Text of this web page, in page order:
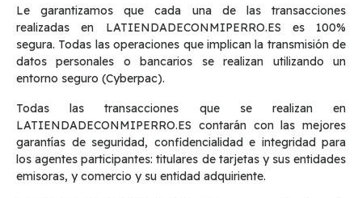
Le garantizamos que cada una de las transacciones
realizadas en LATIENDADECONMIPERRO.ES es 100%
segura. Todas las operaciones que implican la transmisión de
datos personales o bancarios se realizan utilizando un
entorno seguro (Cyberpac).
Todas las transacciones que se realizan en
LATIENDADECONMIPERRO.ES contarán con las mejores
garantías de seguridad, confidencialidad e integridad para
los agentes participantes: titulares de tarjetas y sus entidades
emisoras, y comercio y su entidad adquiriente.